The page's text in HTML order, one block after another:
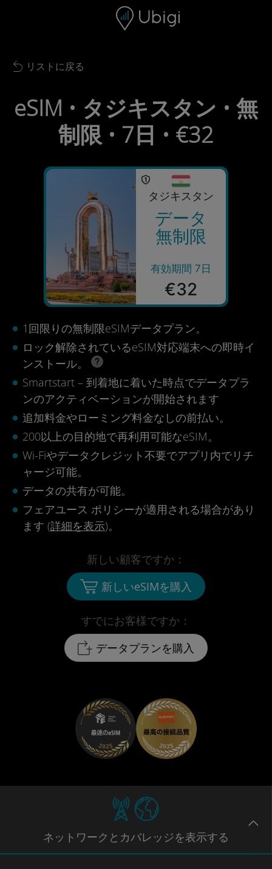
ナビゲーションバー フッター
Back to list
リストに戻る
eSIM • タジキスタン • 無
制限 • 7日 • €32
タジキスタン
データ
無制限
有効期間 7日
€32
1回限りの無制限eSIMデータプラン。
ロック解除されているeSIM対応端末への即時イ
ンストール。
Smartstart – 到着地に着いた時点でデータプラ
ンのアクティベーションが開始されます
追加料金やローミング料金なしの前払い。
200以上の目的地で再利用可能なeSIM。
Wi-Fiやデータクレジット不要でアプリ内でリチ
ャージ可能。
データの共有が可能。
フェアユース ポリシーが適用される場合があり
ます (詳細を表示)。
すでにお客様ですか：
データプランを購入
新しい顧客ですか：
新しいeSIMを購入
ネットワークとカバレッジを表示する